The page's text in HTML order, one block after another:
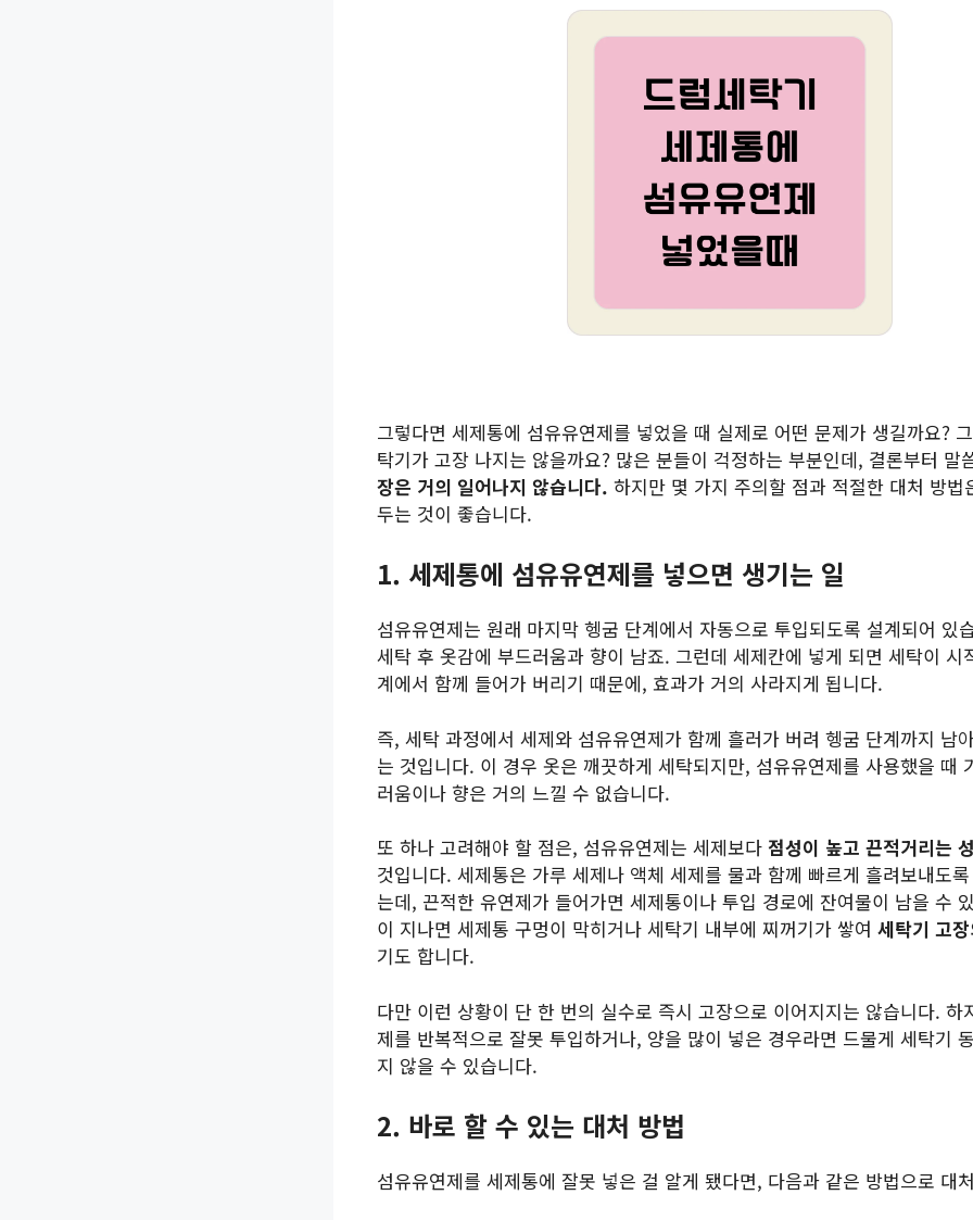
그렇다면 세제통에 섬유유연제를 넣었을 때 실제로 어떤 문제가 생길까요?
탁기가 고장 나지는 않을까요? 많은 분들이 걱정하는 부분인데, 결론부터 말
장은 거의 일어나지 않습니다. 하지만 몇 가지 주의할 점과 적절한 대처 방법
두는 것이 좋습니다.
1. 세제통에 섬유유연제를 넣으면 생기는 일
섬유유연제는 원래 마지막 헹굼 단계에서 자동으로 투입되도록 설계되어 있
세탁 후 옷감에 부드러움과 향이 남죠. 그런데 세제칸에 넣게 되면 세탁이 시
계에서 함께 들어가 버리기 때문에, 효과가 거의 사라지게 됩니다.
즉, 세탁 과정에서 세제와 섬유유연제가 함께 흘러가 버려 헹굼 단계까지 남
는 것입니다. 이 경우 옷은 깨끗하게 세탁되지만, 섬유유연제를 사용했을 때
러움이나 향은 거의 느낄 수 없습니다.
또 하나 고려해야 할 점은, 섬유유연제는 세제보다 점성이 높고 끈적거리는
것입니다. 세제통은 가루 세제나 액체 세제를 물과 함께 빠르게 흘려보내도
는데, 끈적한 유연제가 들어가면 세제통이나 투입 경로에 잔여물이 남을 수
이 지나면 세제통 구멍이 막히거나 세탁기 내부에 찌꺼기가 쌓여 세탁기 고
기도 합니다.
다만 이런 상황이 단 한 번의 실수로 즉시 고장으로 이어지지는 않습니다. 하
제를 반복적으로 잘못 투입하거나, 양을 많이 넣은 경우라면 드물게 세탁기
지 않을 수 있습니다.
2. 바로 할 수 있는 대처 방법
섬유유연제를 세제통에 잘못 넣은 걸 알게 됐다면, 다음과 같은 방법으로 대